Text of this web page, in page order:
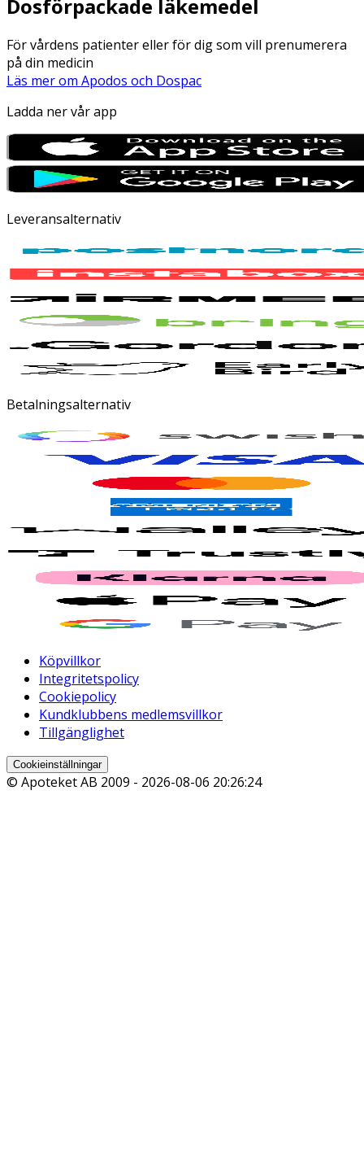
Dosförpackade läkemedel
För vårdens patienter eller för dig som vill prenumerera
på din medicin
Läs mer om Apodos och Dospac
Ladda ner vår app
Leveransalternativ
Betalningsalternativ
Köpvillkor
Integritetspolicy
Cookiepolicy
Kundklubbens medlemsvillkor
Tillgänglighet
Cookieinställningar
© Apoteket AB 2009 - 2026-08-06 20:26:24